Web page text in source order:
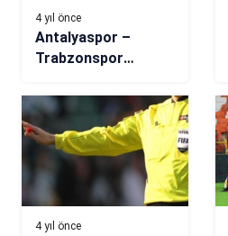
4 yıl önce
Antalyaspor –
Trabzonspor
oldu
4 yıl önce